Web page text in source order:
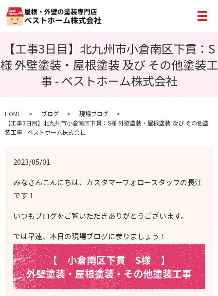
メ
【工事3日目】北九州市小倉南区下貫：S
様 外壁塗装・屋根塗装 及び その他塗装工
事 - ベストホーム株式会社
HOME ブログ
現場ブログ
【工事3日目】北九州市小倉南区下貫：S様 外壁塗装・屋根塗装 及び その他塗
装工事 - ベストホーム株式会社
2023/05/01
みなさんこんにちは、カスタマーフォロースタッフの長江
です！
いつもブログをご覧いただきありがとうございます。
では早速、本日の現場ブログに参りましょう！
【 小倉南区下貫 S様】
外壁塗装・屋根塗装・その他塗装工事